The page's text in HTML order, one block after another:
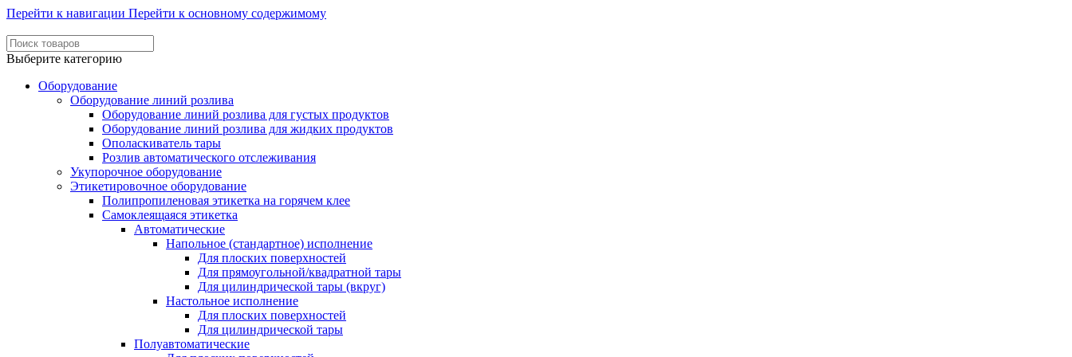
Перейти к навигации Перейти к основному содержимому
Выберите категорию
Оборудование
Оборудование линий розлива
Оборудование линий розлива для густых продуктов
Оборудование линий розлива для жидких продуктов
Ополаскиватель тары
Розлив автоматического отслеживания
Укупорочное оборудование
Этикетировочное оборудование
Полипропиленовая этикетка на горячем клее
Самоклеящаяся этикетка
Автоматические
Напольное (стандартное) исполнение
Для плоских поверхностей
Для прямоугольной/квадратной тары
Для цилиндрической тары (вкруг)
Настольное исполнение
Для плоских поверхностей
Для цилиндрической тары
Полуавтоматические